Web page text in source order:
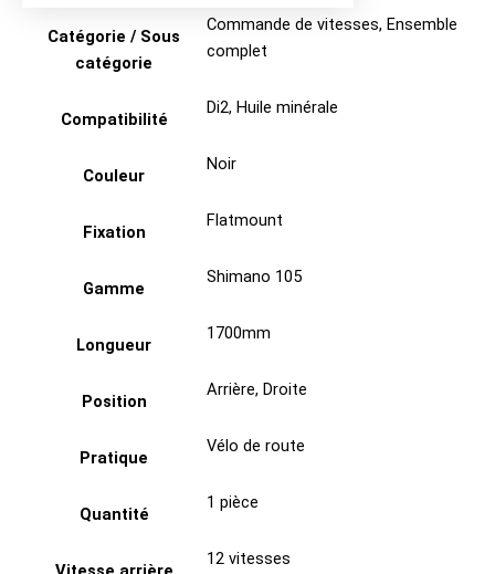
Catégorie / Sous
catégorie
Commande de vitesses, Ensemble
complet
Compatibilité
Di2, Huile minérale
Couleur
Noir
Fixation
Flatmount
Gamme
Shimano 105
Longueur
1700mm
Position
Arrière, Droite
Pratique
Vélo de route
Quantité
1 pièce
12 vitesses